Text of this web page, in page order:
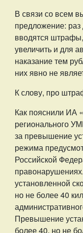
В связи со всем
предложение: раз
вводятся
увеличить и для
наказание тем
них явно не
К слову, про
Как пояснили ИА
регионального
за превышение
режима
Российской
установленной
но не более 40
Превышение
более 40, но не